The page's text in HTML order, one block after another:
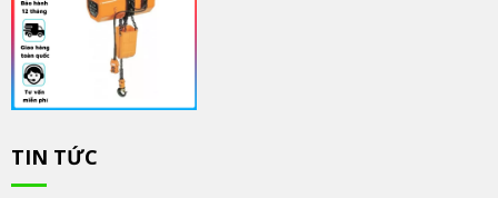
TIN TỨC